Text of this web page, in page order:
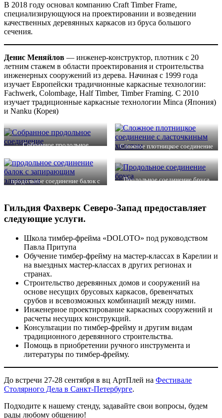
В 2018 году основал компанию Craft Timber Frame,
специализирующуюся на проектировании и возведении
качественных деревянных каркасов из бруса большого
сечения.
Денис Меняйлов — инженер-конструктор, плотник с 20
летним стажем в области проектирования и строительства
инженерных сооружений из дерева. Начиная с 1999 года
изучает Европейски традичионные каркасные технологии:
Fachwerk, Colombage, Half Timber, Timber Framing. С 2010
изучает традиционные каркасные технологии Minca (Япония)
и Nanku (Корея)
Собранное продольное
Сложное плотницкое соединение
продольное соединение балок с
Продольное соединение бруса
Гильдия Фахверк Северо-Запад предоставляет
следующие услуги.
Школа тимбер-фрейма «DOLOTO» под руководством
Павла Притупа
Обучение тимбер-фрейму на мастер-классах в Карелии и
на выездных мастер-классах в других регионах и
странах.
Строительство деревянных домов и сооружений на
основе несущих брусовых каркасов, бревенчатых
срубов и всевозможных комбинаций между ними.
Инженерное проектирование каркасных сооружений и
расчеты несущих конструкций.
Консультации по тимбер-фрейму и другим видам
традиционного деревянного строительства.
Помощь в приобретении ручного инструмента и
литературы по тимбер-фрейму.
До встречи 27-28 сентября в вц АртПлей на Фестивале
Столярного Дела в Санкт-Петербурге.
Подходите к нашему стенду, задавайте свои вопросы, будем
рады любому общению!